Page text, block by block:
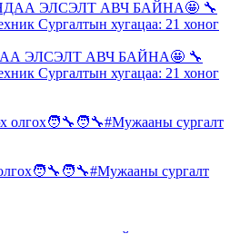
ЭЛСЭЛТ АВЧ БАЙНА🤩 🔧
Сургалтын хугацаа: 21 хоног
сургалт